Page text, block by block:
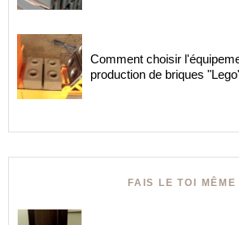
Comment choisir
production de briques
FAIS LE TOI MÊME